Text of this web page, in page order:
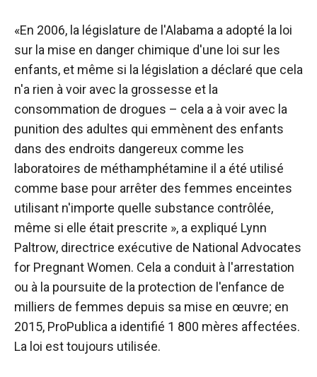
«En 2006, la législature de l'Alabama a adopté la loi
sur la mise en danger chimique d'une loi sur les
enfants, et même si la législation a déclaré que cela
n'a rien à voir avec la grossesse et la
consommation de drogues – cela a à voir avec la
punition des adultes qui emmènent des enfants
dans des endroits dangereux comme les
laboratoires de méthamphétamine il a été utilisé
comme base pour arrêter des femmes enceintes
utilisant n'importe quelle substance contrôlée,
même si elle était prescrite », a expliqué Lynn
Paltrow, directrice exécutive de National Advocates
for Pregnant Women. Cela a conduit à l'arrestation
ou à la poursuite de la protection de l'enfance de
milliers de femmes depuis sa mise en œuvre; en
2015, ProPublica a identifié 1 800 mères affectées.
La loi est toujours utilisée.